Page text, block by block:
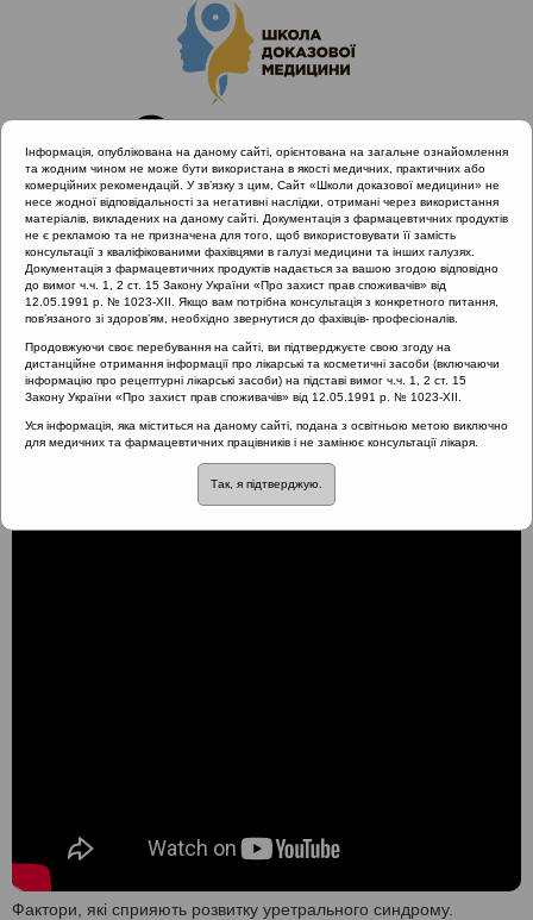
Головна
Проведені заходи
Раціональне лікування vs. Раціональна АБ терапія (Дніпро,
05.10.19)
Клінічний випадок: уретральний синдром
Клінічний випадок:
уретральний синдром
Фактори, які сприяють розвитку уретрального синдрому.
Інформація, опублікована на даному сайті, орієнтована на загальне ознайомлення
та жодним чином не може бути використана в якості медичних, практичних або
комерційних рекомендацій. У зв’язку з цим, Сайт «Школи доказової медицини» не
несе жодної відповідальності за негативні наслідки, отримані через використання
матеріалів, викладених на даному сайті. Документація з фармацевтичних продуктів
не є рекламою та не призначена для того, щоб використовувати її замість
консультації з кваліфікованими фахівцями в галузі медицини та інших галузях.
Документація з фармацевтичних продуктів надається за вашою згодою відповідно
до вимог ч.ч. 1, 2 ст. 15 Закону України «Про захист прав споживачів» від
12.05.1991 р. № 1023-XII. Якщо вам потрібна консультація з конкретного питання,
пов’язаного зі здоров’ям, необхідно звернутися до фахівців- професіоналів.
Продовжуючи своє перебування на сайті, ви підтверджуєте свою згоду на
дистанційне отримання інформації про лікарські та косметичні засоби (включаючи
інформацію про рецептурні лікарські засоби) на підставі вимог ч.ч. 1, 2 ст. 15
Закону України «Про захист прав споживачів» від 12.05.1991 р. № 1023-XII.
Уся інформація, яка міститься на даному сайті, подана з освітньою метою виключно
для медичних та фармацевтичних працівників і не замінює консультації лікаря.
Так, я підтверджую.